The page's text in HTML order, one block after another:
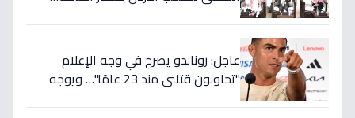
عاجل: رونالدو يصرخ في وجه الإعلام
"تحاولون قتلني منذ 23 عامًا"… ويوجه